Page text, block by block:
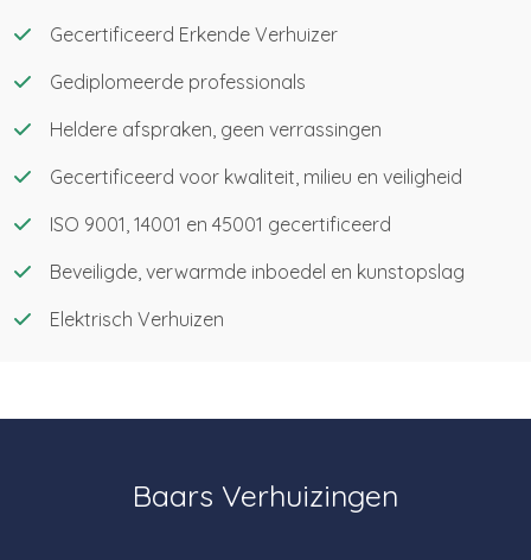
Gecertificeerd Erkende Verhuizer
Gediplomeerde professionals
Heldere afspraken, geen verrassingen
Gecertificeerd voor kwaliteit, milieu en veiligheid
ISO 9001, 14001 en 45001 gecertificeerd
Beveiligde, verwarmde inboedel en kunstopslag
Elektrisch Verhuizen
Baars Verhuizingen